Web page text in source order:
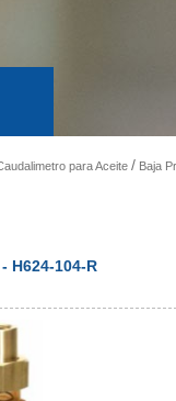
para Aceite Baja
H624-104-R